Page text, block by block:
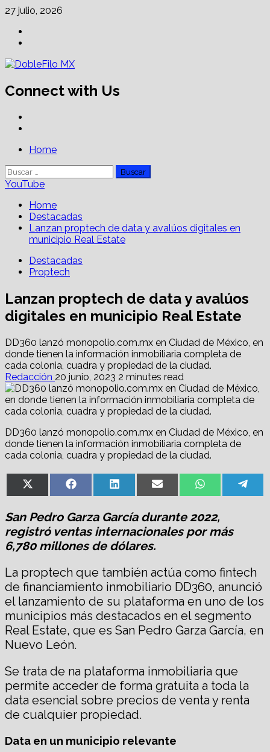
Skip
content
27 julio, 2026
Connect with Us
PrimaryHome
Buscar:
YouTube
Home
Destacadas
Lanzan proptech de data y avalúos digitales en
municipio Real Estate
Destacadas
Proptech
Lanzan proptech de data y avalúos
digitales en municipio Real Estate
DD360 lanzó monopolio.com.mx en Ciudad de México, en
donde tienen la información inmobiliaria completa de
cada colonia, cuadra y propiedad de la ciudad.
Redacción 20 junio, 2023 2 minutes read
DD360 lanzó monopolio.com.mx en Ciudad de México, en
donde tienen la información inmobiliaria completa de
cada colonia, cuadra y propiedad de la ciudad.
(Twitter)
Facebook LinkedIn WhatsApp
San Pedro Garza García durante 2022,
registró ventas internacionales por más
6,780 millones de dólares.
La proptech que también actúa como fintech
de financiamiento inmobiliario DD360, anunció
el lanzamiento de su plataforma en uno de los
municipios más destacados en el segmento
Real Estate, que es San Pedro Garza García, en
Nuevo León.
Se trata de na plataforma inmobiliaria que
permite acceder de forma gratuita a toda la
data esencial sobre precios de venta y renta
de cualquier propiedad.
Data en un municipio relevante